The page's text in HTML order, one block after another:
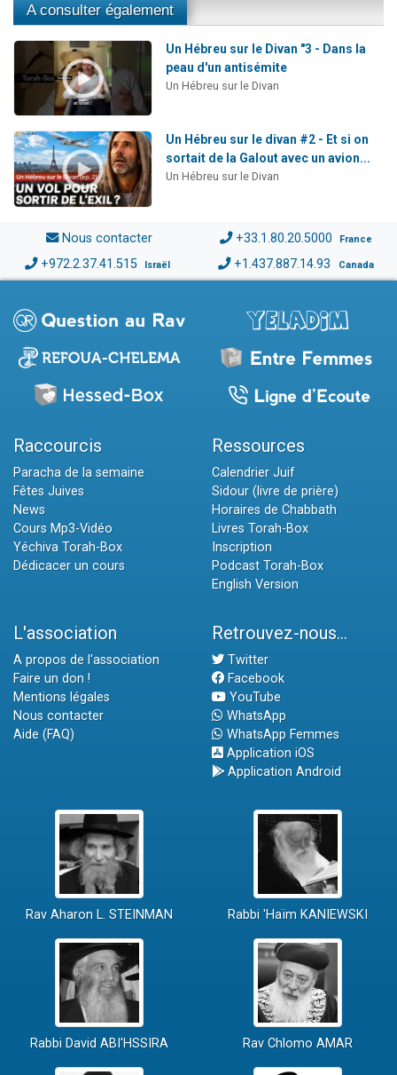
A consulter également
Un Hébreu sur le Divan "3 - Dans la
peau d'un antisémite
Un Hébreu sur le Divan
Un Hébreu sur le divan #2 - Et si on
sortait de la Galout avec un avion...
Un Hébreu sur le Divan
Nous contacter +33.1.80.20.5000 France
+972.2.37.41.515 Israël +1.437.887.14.93 Canada
Raccourcis
Paracha de la semaine
Fêtes Juives
News
Cours Mp3-Vidéo
Yéchiva Torah-Box
Dédicacer un cours
Ressources
Calendrier Juif
Sidour (livre de prière)
Horaires de Chabbath
Livres Torah-Box
Inscription
Podcast Torah-Box
English Version
L'association
A propos de l'association
Faire un don !
Mentions légales
Nous contacter
Aide (FAQ)
Retrouvez-nous...
Twitter
Facebook
YouTube
WhatsApp
WhatsApp Femmes
Application iOS
Application Android
Rav Aharon L. STEINMAN Rabbi 'Haïm KANIEWSKI
Rabbi David ABI'HSSIRA Rav Chlomo AMAR